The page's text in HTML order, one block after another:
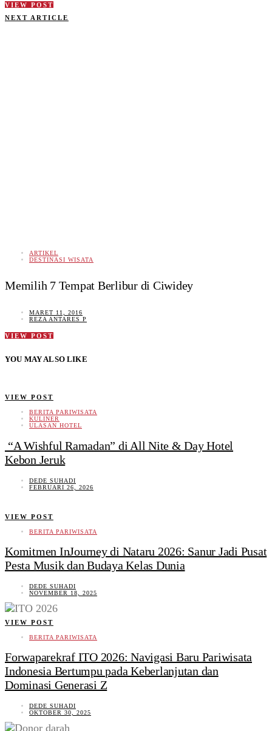
VIEW POST
NEXT ARTICLE
ARTIKEL
DESTINASI WISATA
Memilih 7 Tempat Berlibur di Ciwidey
MARET 11, 2016
REZA ANTARES P
VIEW POST
YOU MAY ALSO LIKE
VIEW POST
BERITA PARIWISATA
KULINER
ULASAN HOTEL
“A Wishful Ramadan” di All Nite & Day Hotel
Kebon Jeruk
DEDE SUHADI
FEBRUARI 26, 2026
VIEW POST
BERITA PARIWISATA
Komitmen InJourney di Nataru 2026: Sanur Jadi Pusat
Pesta Musik dan Budaya Kelas Dunia
DEDE SUHADI
NOVEMBER 18, 2025
VIEW POST
BERITA PARIWISATA
Forwaparekraf ITO 2026: Navigasi Baru Pariwisata
Indonesia Bertumpu pada Keberlanjutan dan
Dominasi Generasi Z
DEDE SUHADI
OKTOBER 30, 2025